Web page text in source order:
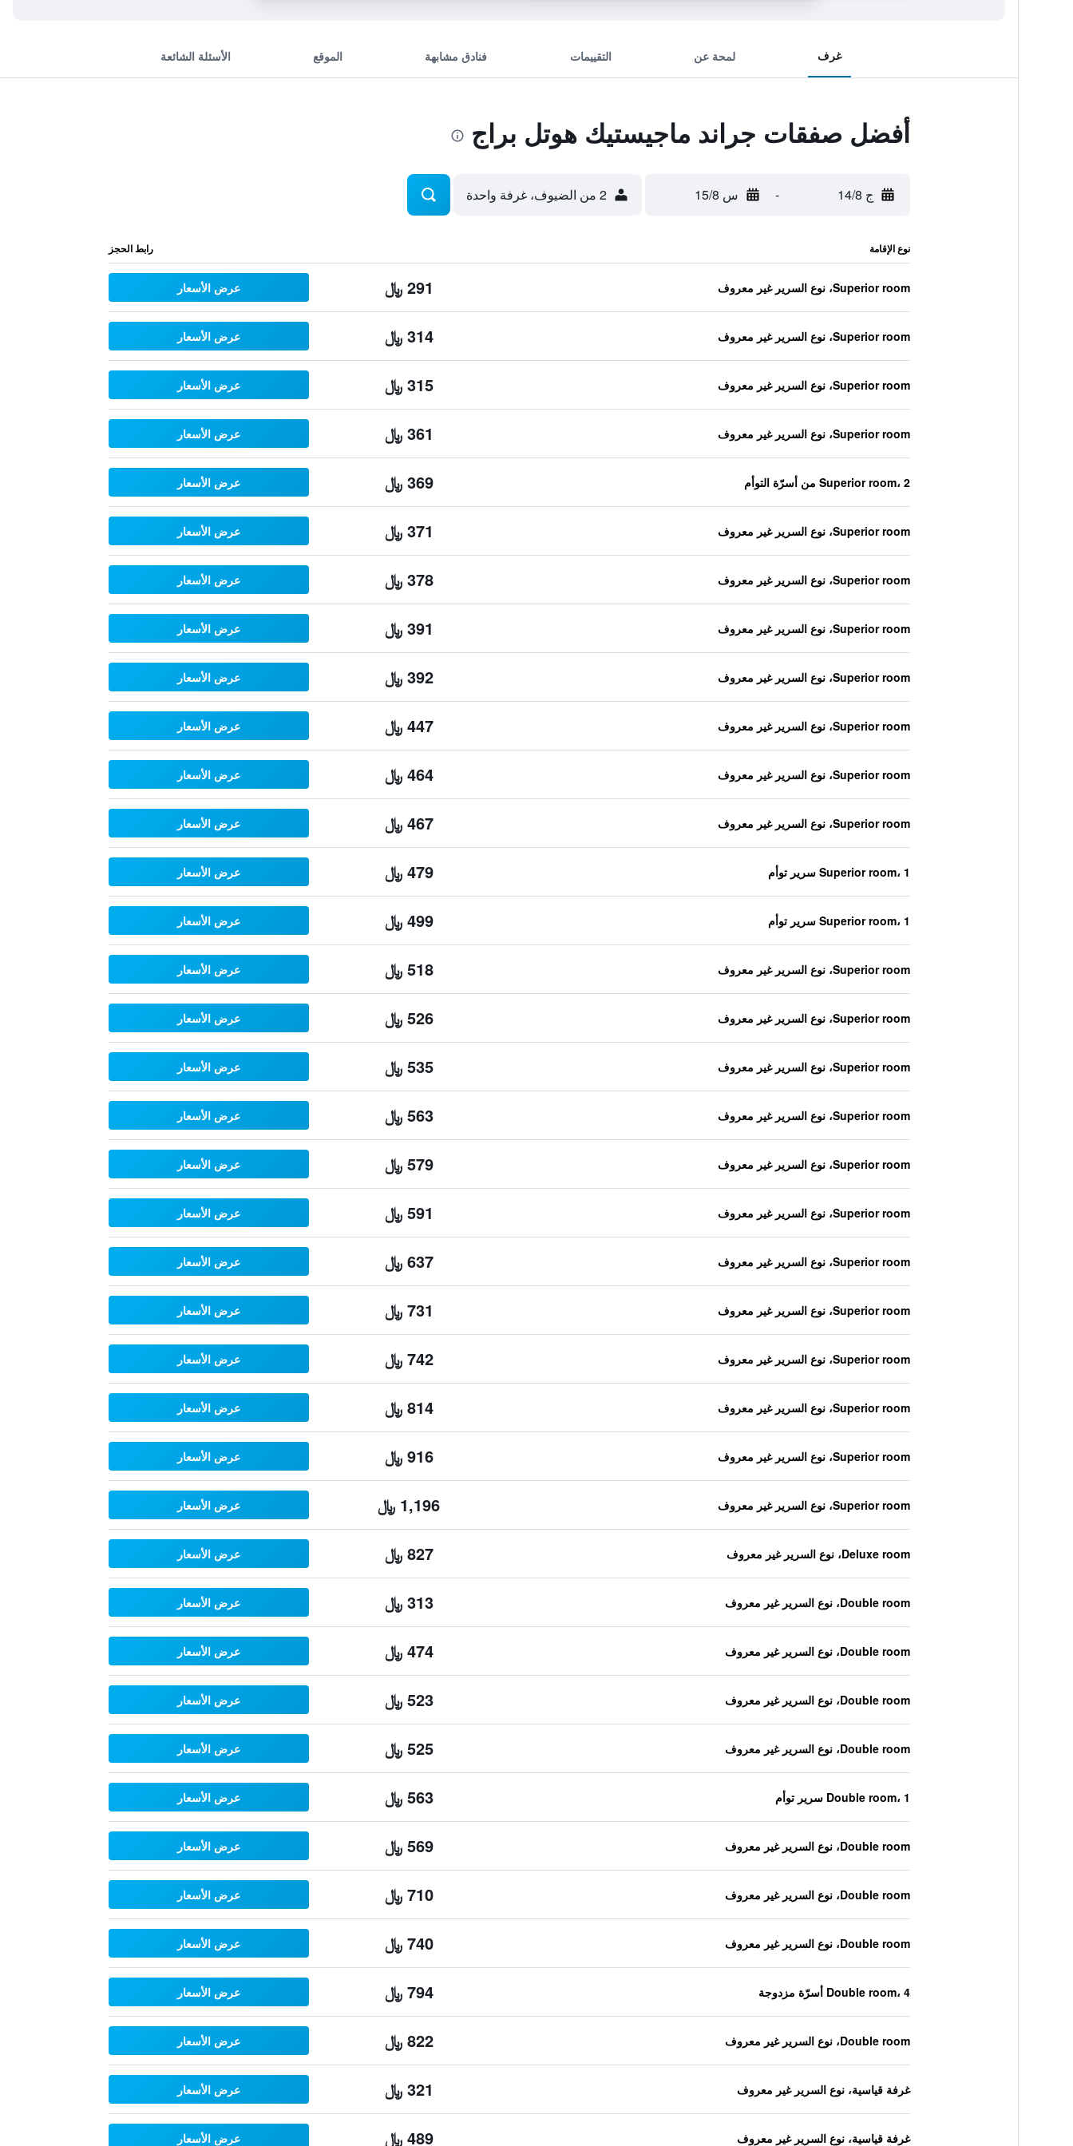
غرف لمحة عن التقييمات فنادق مشابهة الموقع الأسئلة الشائعة
أفضل صفقات جراند ماجيستيك هوتل براج
ج 14/8 - س 15/8 2 من الضيوف، غرفة واحدة
نوع الإقامة رابط الحجز
Superior room، نوع السرير غير معروف 291 ﷼ عرض الأسعار
Superior room، نوع السرير غير معروف 314 ﷼ عرض الأسعار
Superior room، نوع السرير غير معروف 315 ﷼ عرض الأسعار
Superior room، نوع السرير غير معروف 361 ﷼ عرض الأسعار
Superior room، 2 من أسرّة التوأم 369 ﷼ عرض الأسعار
Superior room، نوع السرير غير معروف 371 ﷼ عرض الأسعار
Superior room، نوع السرير غير معروف 378 ﷼ عرض الأسعار
Superior room، نوع السرير غير معروف 391 ﷼ عرض الأسعار
Superior room، نوع السرير غير معروف 392 ﷼ عرض الأسعار
Superior room، نوع السرير غير معروف 447 ﷼ عرض الأسعار
Superior room، نوع السرير غير معروف 464 ﷼ عرض الأسعار
Superior room، نوع السرير غير معروف 467 ﷼ عرض الأسعار
Superior room، 1 سرير توأم 479 ﷼ عرض الأسعار
Superior room، 1 سرير توأم 499 ﷼ عرض الأسعار
Superior room، نوع السرير غير معروف 518 ﷼ عرض الأسعار
Superior room، نوع السرير غير معروف 526 ﷼ عرض الأسعار
Superior room، نوع السرير غير معروف 535 ﷼ عرض الأسعار
Superior room، نوع السرير غير معروف 563 ﷼ عرض الأسعار
Superior room، نوع السرير غير معروف 579 ﷼ عرض الأسعار
Superior room، نوع السرير غير معروف 591 ﷼ عرض الأسعار
Superior room، نوع السرير غير معروف 637 ﷼ عرض الأسعار
Superior room، نوع السرير غير معروف 731 ﷼ عرض الأسعار
Superior room، نوع السرير غير معروف 742 ﷼ عرض الأسعار
Superior room، نوع السرير غير معروف 814 ﷼ عرض الأسعار
Superior room، نوع السرير غير معروف 916 ﷼ عرض الأسعار
Superior room، نوع السرير غير معروف 1,196 ﷼ عرض الأسعار
Deluxe room، نوع السرير غير معروف 827 ﷼ عرض الأسعار
Double room، نوع السرير غير معروف 313 ﷼ عرض الأسعار
Double room، نوع السرير غير معروف 474 ﷼ عرض الأسعار
Double room، نوع السرير غير معروف 523 ﷼ عرض الأسعار
Double room، نوع السرير غير معروف 525 ﷼ عرض الأسعار
Double room، 1 سرير توأم 563 ﷼ عرض الأسعار
Double room، نوع السرير غير معروف 569 ﷼ عرض الأسعار
Double room، نوع السرير غير معروف 710 ﷼ عرض الأسعار
Double room، نوع السرير غير معروف 740 ﷼ عرض الأسعار
Double room، 4 أسرّة مزدوجة 794 ﷼ عرض الأسعار
Double room، نوع السرير غير معروف 822 ﷼ عرض الأسعار
غرفة قياسية، نوع السرير غير معروف 321 ﷼ عرض الأسعار
غرفة قياسية، نوع السرير غير معروف 489 ﷼ عرض الأسعار